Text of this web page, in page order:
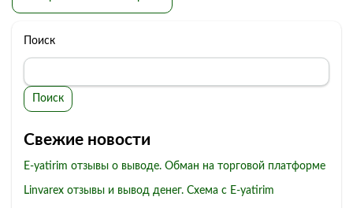
Поиск
Поиск
Свежие новости
E-yatirim отзывы о выводе. Обман на торговой платформе
Linvarex отзывы и вывод денег. Схема с E-yatirim